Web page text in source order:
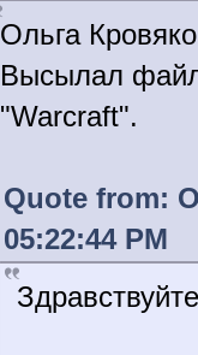
Ольга
Высылал
"Warcraft".
Quote from:
05:22:44 PM